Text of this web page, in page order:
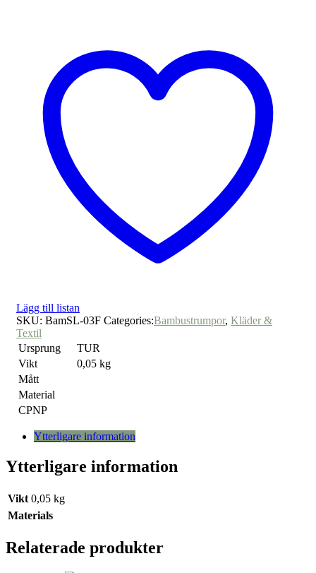
Lägg till listan
SKU: BamSL-03F Categories:Bambustrumpor, Kläder &
Textil
Ursprung
TUR
Vikt
0,05 kg
Mått
Material
CPNP
Ytterligare information
Ytterligare information
Vikt 0,05 kg
Materials
Relaterade produkter